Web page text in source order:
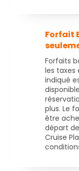
Forfait
Forfaits
les taxes
indiqué
plus. Le
être
départ
Cruise